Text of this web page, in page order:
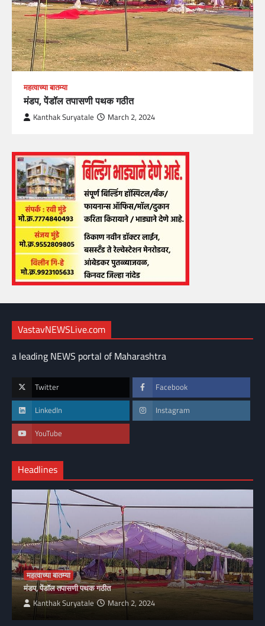
महत्वाच्या बातम्या
मंडप, पेंडॉल तपासणी पथक गठीत
Kanthak Suryatale March 2, 2024
VastavNEWSLive.com
a leading NEWS portal of Maharashtra
Twitter Facebook
LinkedIn Instagram
YouTube
Headlines
महत्वाच्या बातम्या
मंडप, पेंडॉल तपासणी पथक गठीत
Kanthak Suryatale March 2, 2024